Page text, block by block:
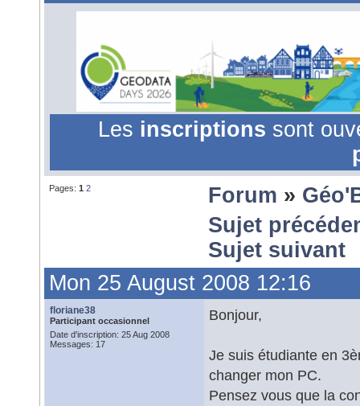
Les inscriptions sont
Pages: 1 2 Forum »
Sujet
Sujet suivant
Mon 25 August 2008 12:16
floriane38
Participant occasionnel
Date d'inscription: 25 Aug 2008
Messages: 17
Bonjour,
Je suis étudiante en
changer mon PC.
Pensez vous que la